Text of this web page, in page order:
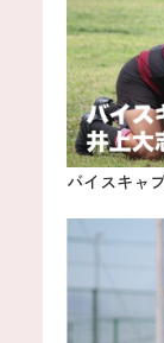
バイスキャ